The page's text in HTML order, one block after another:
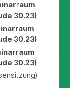
30.23)
30.23)
30.23)